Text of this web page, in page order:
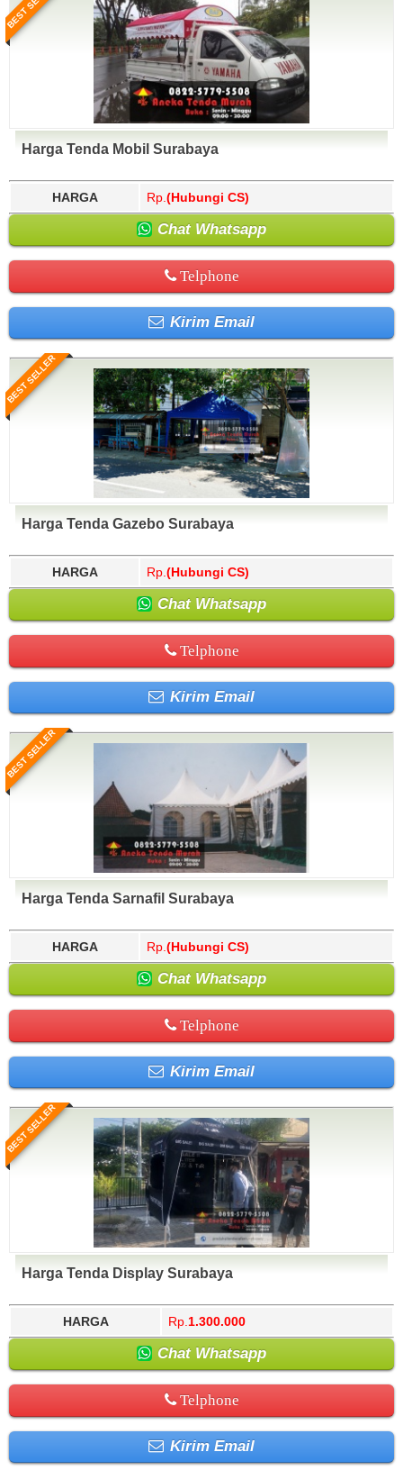
Harga Tenda Mobil Surabaya
HARGA Rp. (Hubungi CS)
Chat Whatsapp
Telphone
Kirim Email
BEST SELLER
Harga Tenda Gazebo Surabaya
HARGA Rp. (Hubungi CS)
Chat Whatsapp
Telphone
Kirim Email
BEST SELLER
Harga Tenda Sarnafil Surabaya
HARGA Rp. (Hubungi CS)
Chat Whatsapp
Telphone
Kirim Email
BEST SELLER
Harga Tenda Display Surabaya
HARGA Rp. 1.300.000
Chat Whatsapp
Telphone
Kirim Email